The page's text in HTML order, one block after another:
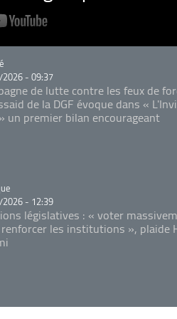
- 09:37
de lutte contre les feux de
de la DGF évoque dans «
un premier bilan encourageant
- 12:39
législatives : « voter
les institutions », plaide